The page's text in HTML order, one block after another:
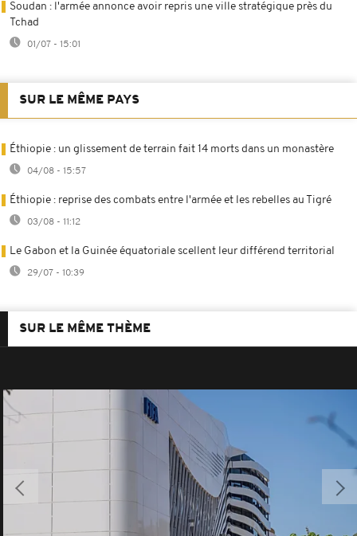
Soudan : l'armée annonce avoir repris une ville stratégique près du
Tchad
01/07 - 15:01
SUR LE MÊME PAYS
Éthiopie : un glissement de terrain fait 14 morts dans un monastère
04/08 - 15:57
Éthiopie : reprise des combats entre l'armée et les rebelles au Tigré
03/08 - 11:12
Le Gabon et la Guinée équatoriale scellent leur différend territorial
29/07 - 10:39
SUR LE MÊME THÈME